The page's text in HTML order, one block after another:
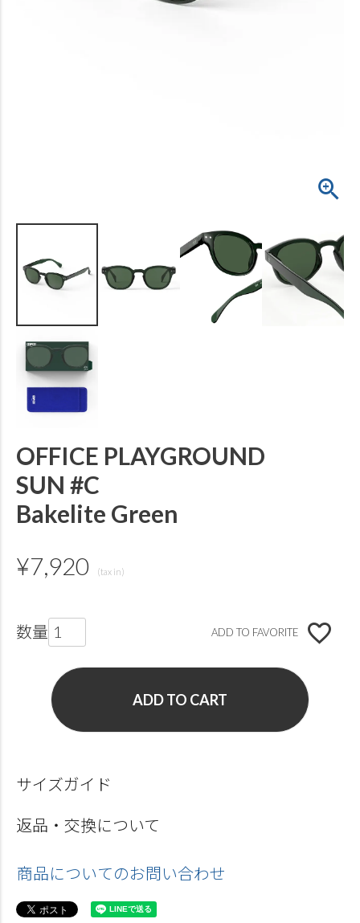
OFFICE PLAYGROUND
SUN #C
Bakelite Green
¥7,920
ADD TO FAVORITE
ADD TO CART
サイズガイド
返品・交換について
商品についてのお問い合わせ